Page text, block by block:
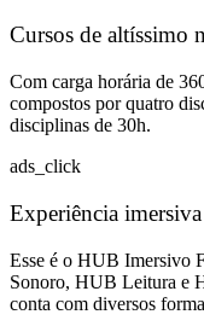
Cursos de altíssimo
Com carga horária de
compostos por quatro
disciplinas de 30h.
ads_click
Experiência imersiva
Esse é o HUB Imersivo
Sonoro, HUB Leitura e
conta com diversos